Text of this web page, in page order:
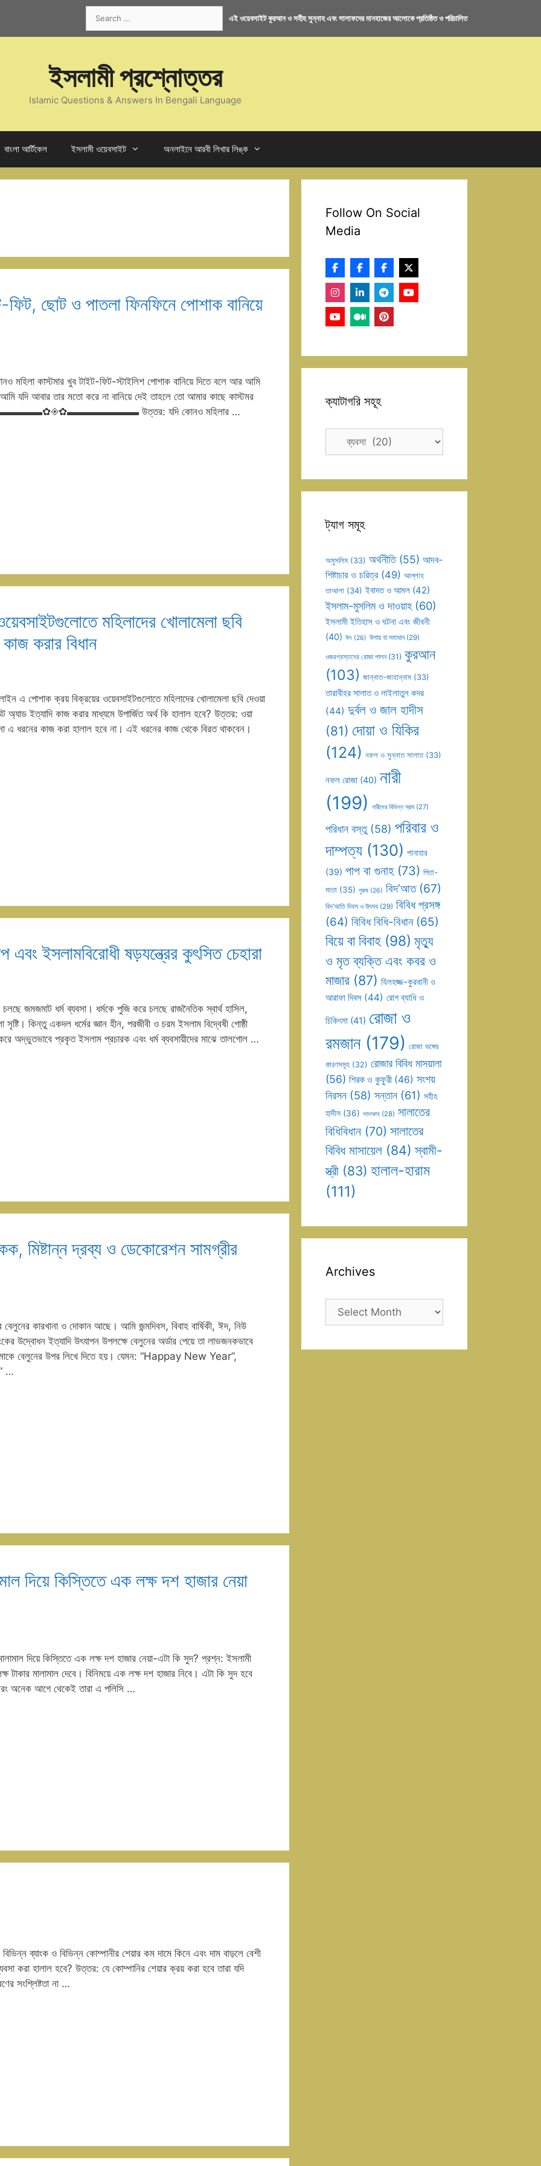
for:
এই ওয়েবসাইট কুরআন ও সহীহ সুন্নাহ এবং সালাফদের মানহাজের আলোকে প্রতিষ্ঠিত ও পরিচালিত
ইসলামী প্রশ্নোত্তর
Islamic Questions & Answers In Bengali Language
বাংলা আর্টিকেল ইসলামী ওয়েবসাইট অনলাইনে আরবী লিখার লিঙ্ক
ফিট, ছোট ও পাতলা ফিনফিনে পোশাক বানিয়ে
কাস্টমার খুব টাইট-ফিট-স্টাইলিশ পোশাক বানিয়ে দিতে বলে আর আমি
যদি আবার তার মতো করে না বানিয়ে দেই তাহলে তো আমার কাছে কাস্টমর
▬▬▬▬▬▬▬✿◈✿▬▬▬▬▬▬▬ উত্তর: যদি কোনও মহিলার …
মহিলাদের খোলামেলা ছবি
করার বিধান
এ পোশাক ক্রয় বিক্রয়ের ওয়েবসাইটগুলোতে মহিলাদের খোলামেলা ছবি দেওয়া
ইত্যাদি কাজ করার মাধ্যমে উপার্জিত অর্থ কি হালাল হবে? উত্তর: ওয়া
এ ধরনের কাজ করা হালাল হবে না। এই ধরনের কাজ থেকে বিরত থাকবেন।
এবং ইসলামবিরোধী ষড়যন্ত্রের কুৎসিত চেহারা
জমজমাট ধর্ম ব্যবসা। ধর্মকে পুজি করে চলছে রাজনৈতিক স্বার্থ হাসিল,
কিন্তু একদল ধর্মের জ্ঞান হীন, পরজীবী ও চরম ইসলাম বিদ্বেষী গোষ্ঠী
করে অদ্ভুতভাবে প্রকৃত ইসলাম প্রচারক এবং ধর্ম ব্যবসায়ীদের মাঝে তালগোল …
মিষ্টান্ন দ্রব্য ও ডেকোরেশন সামগ্রীর
কারখানা ও দোকান আছে। আমি জন্মদিবস, বিবাহ বার্ষিকী, ঈদ, নিউ
উদ্বোধন ইত্যাদি উৎযাপন উপলক্ষে বেলুনের অর্ডার পেয়ে তা লাভজনকভাবে
বেলুনের উপর লিখে দিতে হয়। যেমন: “Happay New Year”,
…
দিয়ে কিস্তিতে এক লক্ষ দশ হাজার নেয়া
দিয়ে কিস্তিতে এক লক্ষ দশ হাজার নেয়া-এটা কি সুদ? প্রশ্ন: ইসলামী
টাকার মালামাল দেবে। বিনিময়ে এক লক্ষ দশ হাজার নিবে। এটা কি সুদ হবে
অনেক আগে থেকেই তারা এ পলিসি …
ব্যাংক ও বিভিন্ন কোম্পানীর শেয়ার কম দামে কিনে এবং দাম বাড়লে বেশী
করা হালাল হবে? উত্তর: যে কোম্পানির শেয়ার ক্রয় করা হবে তারা যদি
সংশ্লিষ্টতা না …
Follow On Social
Media
ক্যাটাগরি সহূহ
ট্যাগ সমূহ
অমুসলিম (33) অর্থনীতি(55) আদব-
শিষ্টাচার ও চরিত্র(49) আল্লাহ
তাআলা (34) ইবাদত ও আমল (42)
ইসলাম-মুসলিম ও দাওয়াহ(60)
ইসলামী ইতিহাস ও ঘটনা এবং জীবনী
(40) ঈদ (26) উপায় বা সমাধান(29)
ওজরগ্রস্তদের রোজা পালন(31) কুরআন
(103) জান্নাত-জাহান্নাম (33)
তারাবীহর সালাত ও লাইলাতুল কদর
(44) দুর্বল ও জাল হাদীস
(81) দোয়া ও যিকির
(124) নফল ও সুন্নাত সালাত(33)
নফল রোজা (40) নারী
(199) নারীদের বিভিন্ন স্রাব(27)
পরিধান বস্তু(58) পরিবার ও
দাম্পত্য (130) পানাহার
(39) পাপ বা গুনাহ(73) পিতা-
মাতা (35) পুরুষ (26) বিদ’আত(67)
বিদ’আতি দিবস ও উৎসব (29) বিবিধ প্রসঙ্গ
(64) বিবিধ বিধি-বিধান(65)
বিয়ে বা বিবাহ (98) মৃত্যু
ও মৃত ব্যক্তি এবং কবর ও
মাজার (87) যিলহজ্জ-কুরবানী ও
আরাফা দিবস (44) রোগ ব্যাধি ও
চিকিৎসা (41) রোজা ও
রমজান(179) রোজা ভঙ্গের
কারণসমূহ (32) রোজার বিবিধ মাসয়ালা
(56) শিরক ও কুফুরী (46) সংশয়
নিরসন (58) সন্তান (61) সহীহ
হাদীস (36) সাদাকাহ (28) সালাতের
বিধিবিধান (70) সালাতের
বিবিধ মাসায়েল (84) স্বামী-
স্ত্রী (83) হালাল-হারাম
(111)
Archives
Archives